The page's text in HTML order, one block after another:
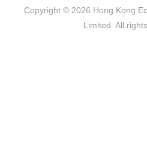
Copyright © 2026 Hong Kong
Limited. All